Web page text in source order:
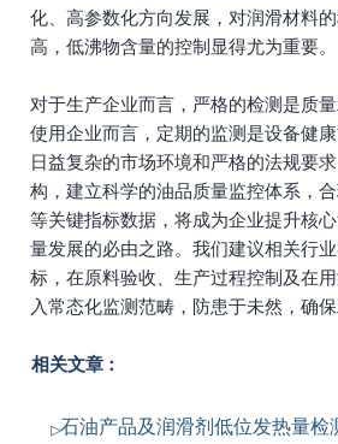
化、高参数化方向发展，对润滑材料
高，低沸物含量的控制显得尤为重要。
对于生产企业而言，严格的检测是质
使用企业而言，定期的监测是设备健
日益复杂的市场环境和严格的法规要
构，建立科学的油品质量监控体系，
等关键指标数据，将成为企业提升核
量发展的必由之路。我们建议相关行
标，在原料验收、生产过程控制及在
入常态化监测范畴，防患于未然，确保
相关文章：
石油产品及润滑剂低位发热量检